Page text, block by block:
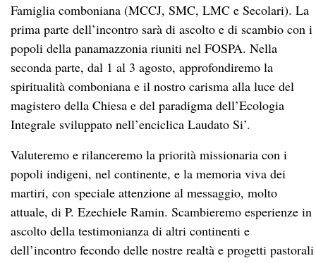
Famiglia comboniana (MCCJ, SMC, LMC e Secolari). La
prima parte dell’incontro sarà di ascolto e di scambio con i
popoli della panamazzonia riuniti nel FOSPA. Nella
seconda parte, dal 1 al 3 agosto, approfondiremo la
spiritualità comboniana e il nostro carisma alla luce del
magistero della Chiesa e del paradigma dell’Ecologia
Integrale sviluppato nell’enciclica Laudato Si’.
Valuteremo e rilanceremo la priorità missionaria con i
popoli indigeni, nel continente, e la memoria viva dei
martiri, con speciale attenzione al messaggio, molto
attuale, di P. Ezechiele Ramin. Scambieremo esperienze in
ascolto della testimonianza di altri continenti e
dell’incontro fecondo delle nostre realtà e progetti pastorali